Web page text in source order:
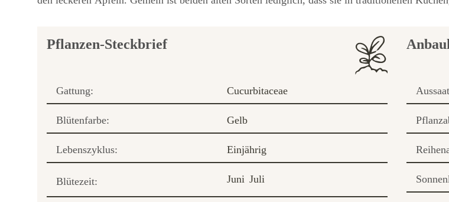
Pflanzen-Steckbrief
Gattung: Cucurbitaceae
Blütenfarbe: Gelb
Lebenszyklus: Einjährig
Blütezeit: Juni Juli